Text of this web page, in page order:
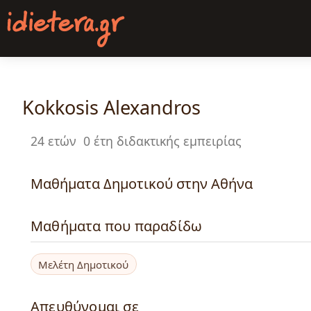
Παράκαμψη
προς
κυρίως
Kokkosis Alexandros
24 ετών 0 έτη διδακτικής εμπειρίας
Μαθήματα Δημοτικού στην Αθήνα
Μαθήματα που παραδίδω
Μελέτη Δημοτικού
Απευθύνομαι σε